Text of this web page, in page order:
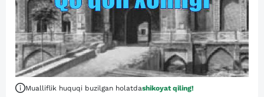
Mualliflik huquqi buzilgan holatdashikoyat qiling!